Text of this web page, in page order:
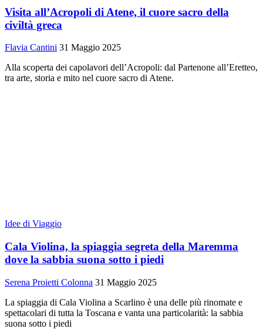
Visita all’Acropoli di Atene, il cuore sacro della
civiltà greca
Flavia Cantini 31 Maggio 2025
Alla scoperta dei capolavori dell’Acropoli: dal Partenone all’Eretteo,
tra arte, storia e mito nel cuore sacro di Atene.
Idee di Viaggio
Cala Violina, la spiaggia segreta della Maremma
dove la sabbia suona sotto i piedi
Serena Proietti Colonna 31 Maggio 2025
La spiaggia di Cala Violina a Scarlino è una delle più rinomate e
spettacolari di tutta la Toscana e vanta una particolarità: la sabbia
suona sotto i piedi